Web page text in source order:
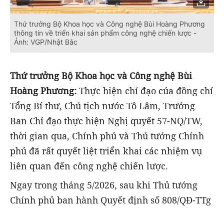
Thứ trưởng Bộ Khoa học và Công nghệ Bùi Hoàng Phương
thông tin về triển khai sản phẩm công nghệ chiến lược -
Ảnh: VGP/Nhật Bắc
Thứ trưởng Bộ Khoa học và Công nghệ Bùi
Hoàng Phương: Thực hiện chỉ đạo của đồng chí
Tổng Bí thư, Chủ tịch nước Tô Lâm, Trưởng
Ban Chỉ đạo thực hiện Nghị quyết 57-NQ/TW,
thời gian qua, Chính phủ và Thủ tướng Chính
phủ đã rất quyết liệt triển khai các nhiệm vụ
liên quan đến công nghệ chiến lược.
Ngay trong tháng 5/2026, sau khi Thủ tướng
Chính phủ ban hành Quyết định số 808/QĐ-TTg